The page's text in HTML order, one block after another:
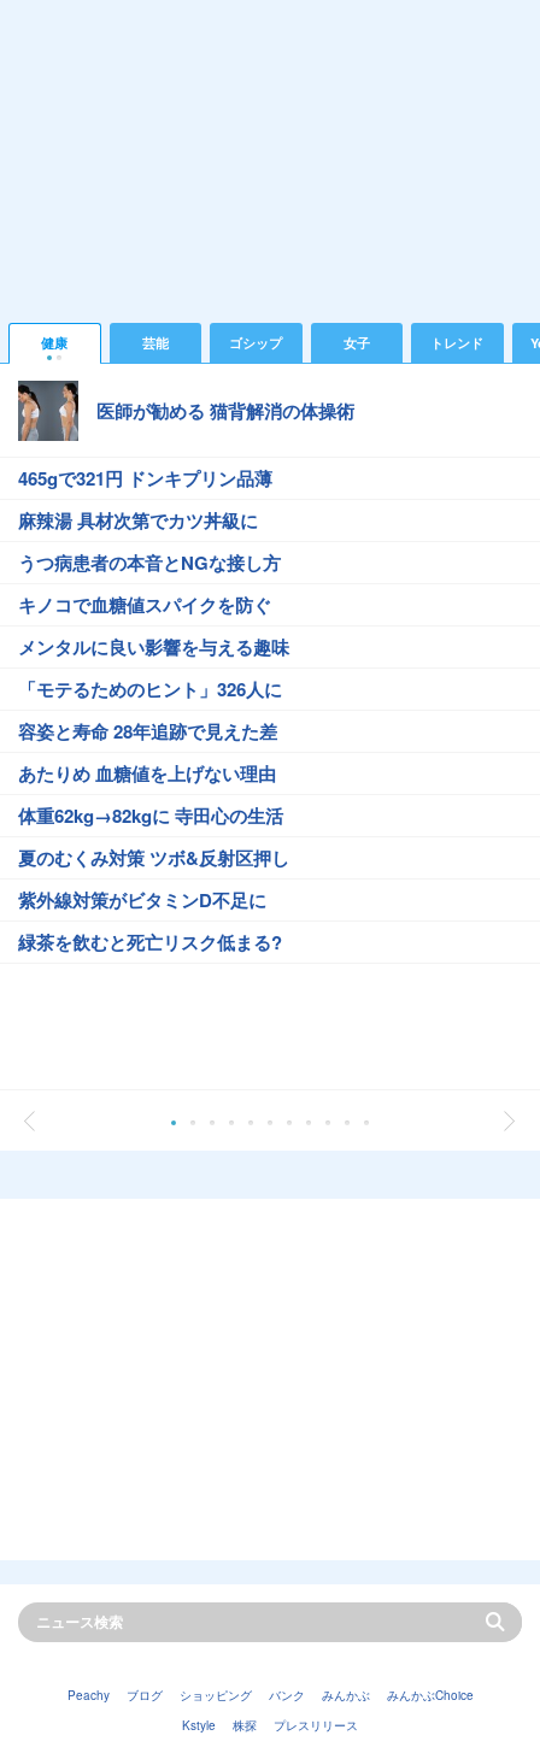
健康 芸能 ゴシップ 女子 トレンド
医師が勧める 猫背解消の体操術
465gで321円 ドンキプリン品薄
麻辣湯 具材次第でカツ丼級に
うつ病患者の本音とNGな接し方
キノコで血糖値スパイクを防ぐ
メンタルに良い影響を与える趣味
「モテるためのヒント」326人に
容姿と寿命 28年追跡で見えた差
あたりめ 血糖値を上げない理由
体重62kg→82kgに 寺田心の生活
夏のむくみ対策 ツボ&反射区押し
紫外線対策がビタミンD不足に
緑茶を飲むと死亡リスク低まる?
Peachy ブログ ショッピング バンク みんかぶ
みんかぶChoice
Kstyle
株探 プレスリリース